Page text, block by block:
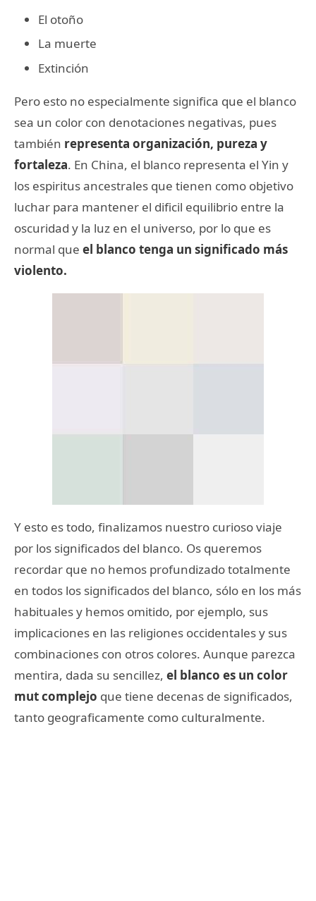
El otoño
La muerte
Extinción
Pero esto no especialmente significa que el blanco
sea un color con denotaciones negativas, pues
también representa organización, pureza y
fortaleza. En China, el blanco representa el Yin y
los espiritus ancestrales que tienen como objetivo
luchar para mantener el dificil equilibrio entre la
oscuridad y la luz en el universo, por lo que es
normal que el blanco tenga un significado más
violento.
Y esto es todo, finalizamos nuestro curioso viaje
por los significados del blanco. Os queremos
recordar que no hemos profundizado totalmente
en todos los significados del blanco, sólo en los más
habituales y hemos omitido, por ejemplo, sus
implicaciones en las religiones occidentales y sus
combinaciones con otros colores. Aunque parezca
mentira, dada su sencillez, el blanco es un color
mut complejo que tiene decenas de significados,
tanto geograficamente como culturalmente.